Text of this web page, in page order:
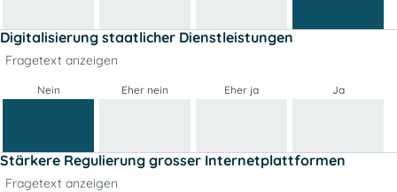
Digitalisierung staatlicher Dienstleistungen
Fragetext anzeigen
Nein Eher nein Eher ja Ja
Stärkere Regulierung grosser Internetplattformen
Fragetext anzeigen